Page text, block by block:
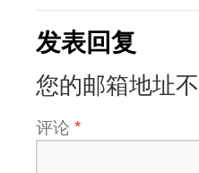
发表回复
您的邮箱地址不
评论 *